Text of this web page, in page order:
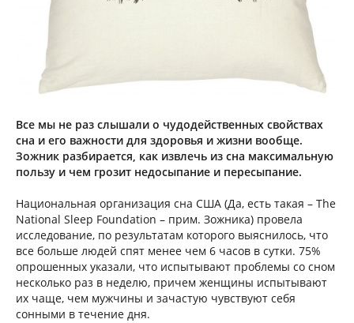
Все мы не раз слышали о чудодейственных свойствах
сна и его важности для здоровья и жизни вообще.
Зожник разбирается, как извлечь из сна максимальную
пользу и чем грозит недосыпание и пересыпание.
Национальная организация сна США (Да, есть такая – The
National Sleep Foundation – прим. Зожника) провела
исследование, по результатам которого выяснилось, что
все больше людей спят менее чем 6 часов в сутки. 75%
опрошенных указали, что испытывают проблемы со сном
несколько раз в неделю, причем женщины испытывают
их чаще, чем мужчины и зачастую чувствуют себя
сонными в течение дня.